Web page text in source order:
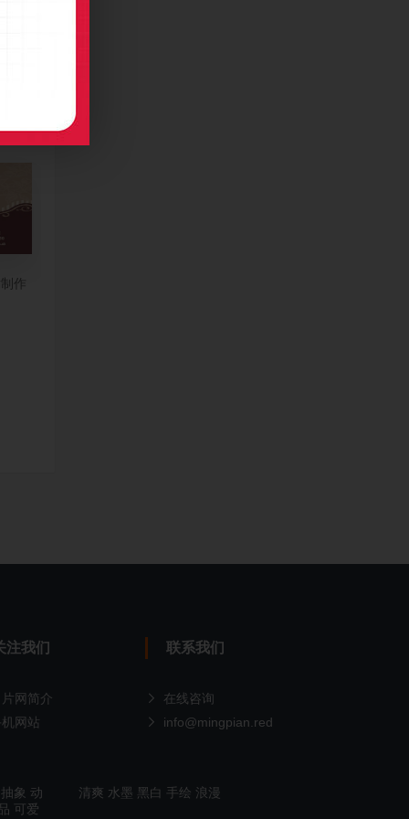
作
注我们
网简介
网站
联系我们
在线咨询
info@mingpian.red
抽象 动
可爱
清爽 水墨 黑白 手绘 浪漫